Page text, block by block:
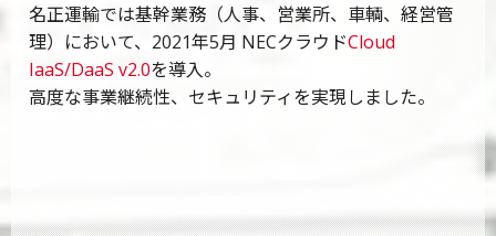
名正運輸では基幹業務（人事、営業所、車輌、経営管
理）において、2021年5月 NECクラウドCloud
IaaS/DaaS v2.0を導入。
高度な事業継続性、セキュリティを実現しました。